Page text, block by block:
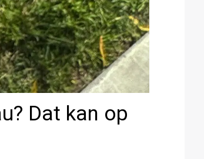
Dat kan op